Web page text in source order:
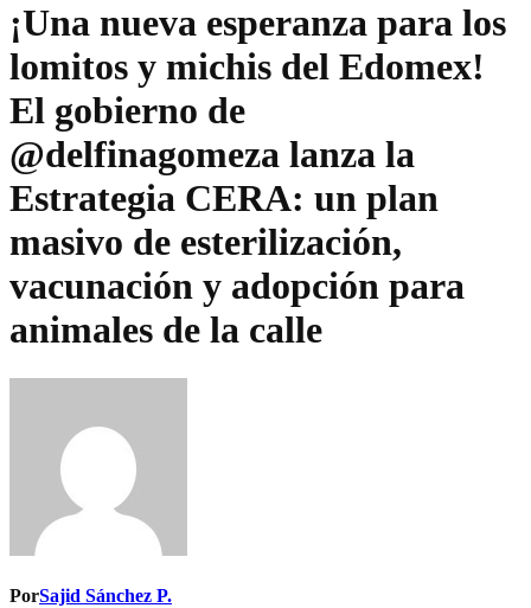
¡Una nueva esperanza para los
lomitos y michis del Edomex!
El gobierno de
@delfinagomeza lanza la
Estrategia CERA: un plan
masivo de esterilización,
vacunación y adopción para
animales de la calle
PorSajid Sánchez P.